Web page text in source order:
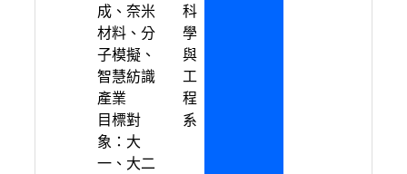
成、奈米
材料、分
子模擬、
智慧紡識
產業
目標對
象：大
一、大二
科
學
與
工
程
系